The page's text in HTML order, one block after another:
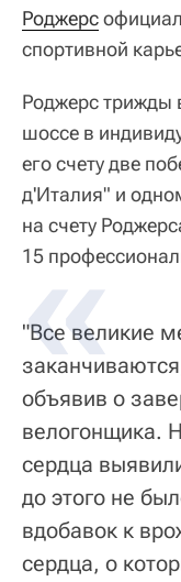
Роджерс
спортивной
Роджерс трижды
шоссе в
его счету две
д'Италия" и
на счету
15
"Все великие
объявив о
велогонщика.
сердца
до этого не
вдобавок к
сердца, о